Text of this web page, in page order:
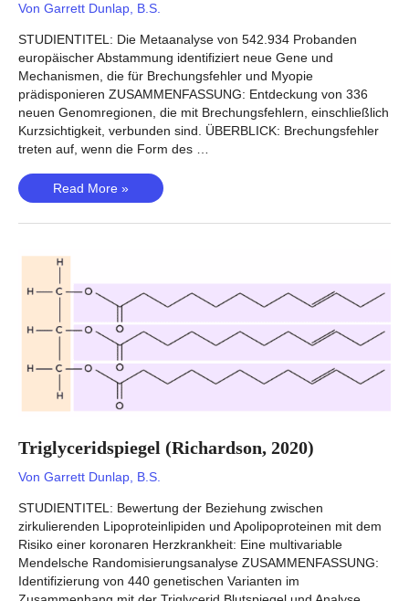
Von Garrett Dunlap, B.S.
STUDIENTITEL: Die Metaanalyse von 542.934 Probanden
europäischer Abstammung identifiziert neue Gene und
Mechanismen, die für Brechungsfehler und Myopie
prädisponieren ZUSAMMENFASSUNG: Entdeckung von 336
neuen Genomregionen, die mit Brechungsfehlern, einschließlich
Kurzsichtigkeit, verbunden sind. ÜBERBLICK: Brechungsfehler
treten auf, wenn die Form des …
Brechungsfehler
(Hysi,
2020)
Read More »
Triglyceridspiegel (Richardson, 2020)
Von Garrett Dunlap, B.S.
STUDIENTITEL: Bewertung der Beziehung zwischen
zirkulierenden Lipoproteinlipiden und Apolipoproteinen mit dem
Risiko einer koronaren Herzkrankheit: Eine multivariable
Mendelsche Randomisierungsanalyse ZUSAMMENFASSUNG:
Identifizierung von 440 genetischen Varianten im